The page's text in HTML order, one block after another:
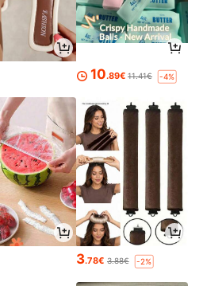
10.89€ 11.41€ -4%
3.78€ 3.88€ -2%